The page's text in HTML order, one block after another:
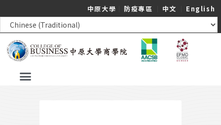
中原大學 防疫專區 中文 English